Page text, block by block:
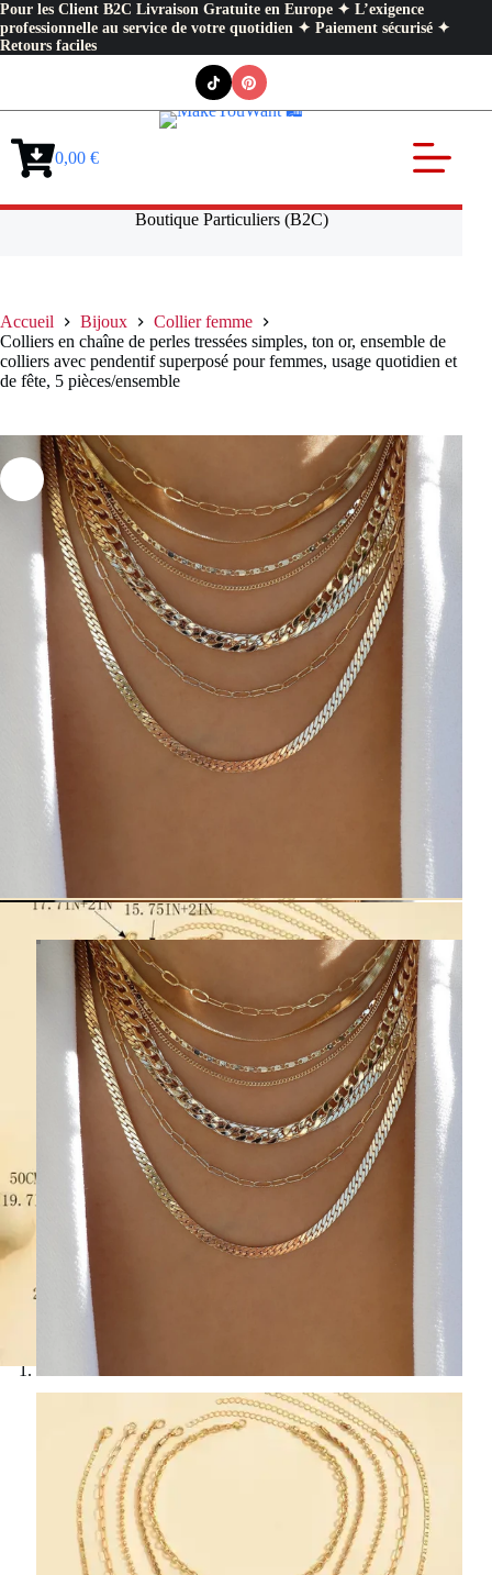
Pour les Client B2C Livraison Gratuite en Europe ✦ L’exigence
professionnelle au service de votre quotidien ✦ Paiement sécurisé ✦
Retours faciles
Panier0,00 €
Boutique Particuliers (B2C)
Accueil Bijoux
Collier femme
Colliers en chaîne de perles tressées simples, ton or, ensemble de
colliers avec pendentif superposé pour femmes, usage quotidien et
de fête, 5 pièces/ensemble